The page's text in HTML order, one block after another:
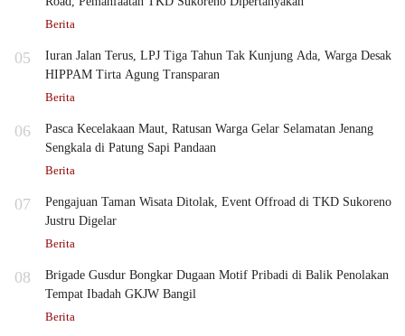
Berita
05
Iuran Jalan Terus, LPJ Tiga Tahun Tak Kunjung Ada, Warga Desak
HIPPAM Tirta Agung Transparan
Berita
06
Pasca Kecelakaan Maut, Ratusan Warga Gelar Selamatan Jenang
Sengkala di Patung Sapi Pandaan
Berita
07
Pengajuan Taman Wisata Ditolak, Event Offroad di TKD Sukoreno
Justru Digelar
Berita
08
Brigade Gusdur Bongkar Dugaan Motif Pribadi di Balik Penolakan
Tempat Ibadah GKJW Bangil
Berita